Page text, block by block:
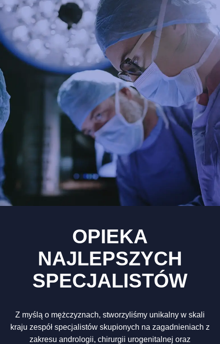
OPIEKA
NAJLEPSZYCH
SPECJALISTÓW
Z myślą o mężczyznach, stworzyliśmy unikalny w skali
kraju zespół specjalistów skupionych na zagadnieniach z
zakresu andrologii, chirurgii urogenitalnej oraz